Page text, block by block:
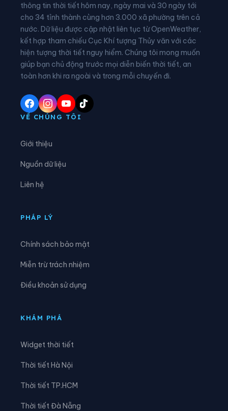
Xã Cà Ná Xã Cam An
Xã Cam Hiệp Xã Cam Lâm
Xã Công Hải Xã Đại Lãnh
Xã Diên Điền Xã Diên Khánh
Xã Diên Lạc
Xã Diên Thọ
Xã Ninh Hải
Xã Tây Khánh Sơn
thông tin thời tiết hôm nay, ngày mai và 30 ngày tới
cho 34 tỉnh thành cùng hơn 3.000 xã phường trên cả
nước. Dữ liệu được cập nhật liên tục từ OpenWeather,
kết hợp tham chiếu Cục Khí tượng Thủy văn với các
hiện tượng thời tiết nguy hiểm. Chúng tôi mong muốn
giúp bạn chủ động trước mọi diễn biến thời tiết, an
toàn hơn khi ra ngoài và trong mỗi chuyến đi.
VỀ CHÚNG TÔI
Giới thiệu
Nguồn dữ liệu
Liên hệ
PHÁP LÝ
Chính sách bảo mật
Miễn trừ trách nhiệm
Điều khoản sử dụng
KHÁM PHÁ
Widget thời tiết
Thời tiết Hà Nội
Thời tiết TP.HCM
Thời tiết Đà Nẵng